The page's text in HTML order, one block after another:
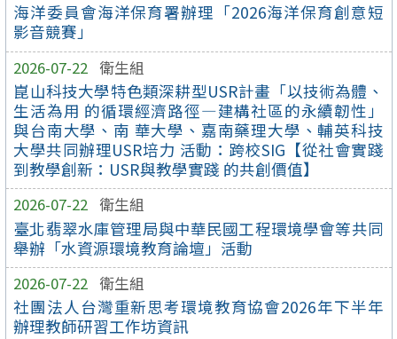
海洋委員會海洋保育署辦理「2026海洋保育創意短
影音競賽」
2026-07-22 衛生組
崑山科技大學特色類深耕型USR計畫「以技術為體、
生活為用 的循環經濟路徑—建構社區的永續韌性」
與台南大學、南 華大學、嘉南藥理大學、輔英科技
大學共同辦理USR培力 活動：跨校SIG【從社會實踐
到教學創新：USR與教學實踐 的共創價值】
2026-07-22 衛生組
臺北翡翠水庫管理局與中華民國工程環境學會等共同
舉辦「水資源環境教育論壇」活動
2026-07-22 衛生組
社團法人台灣重新思考環境教育協會2026年下半年
辦理教師研習工作坊資訊